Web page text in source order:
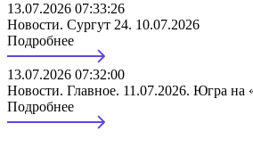
13.07.2026 07:33:26
Новости. Сургут 24. 10.07.2026
Подробнее
13.07.2026 07:32:00
Новости. Главное. 11.07.2026. Югра на
Подробнее